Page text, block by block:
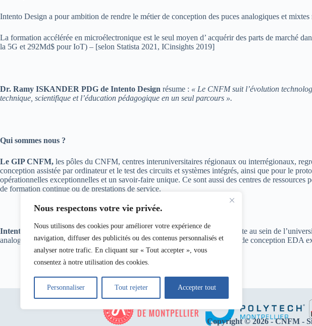
Nous respectons votre vie privée.
Nous utilisons des cookies pour améliorer votre expérience de
navigation, diffuser des publicités ou des contenus personnalisés et
analyser notre trafic. En cliquant sur « Tout accepter », vous
consentez à notre utilisation des cookies.
Personnaliser Tout rejeter Accepter tout
Intento Design a pour ambition de rendre le métier de conception des puces analogiques et
La formation accélérée en microélectronique est le seul moyen d’ acquérir des parts de marché
la 5G et 292Md$ pour IoT) – [selon Statista 2021, ICinsights 2019]
Dr. Ramy ISKANDER PDG de Intento Design résume : « Le CNFM suit l’évolution
technique, scientifique et l’éducation pédagogique en un seul parcours ».
Qui sommes nous ?
Le GIP CNFM, les pôles du CNFM, centres interuniversitaires régionaux ou interrégionaux,
conception assistée par ordinateur et le test des circuits et systèmes intégrés, ainsi que pour le
opérationnelles exceptionnelles et un savoir-faire unique. Ce sont aussi des centres de
de formation continue ou de prestations de service.
Intento Design , une startup française, issue de +30 ans de recherche conduite au sein de
analogiques et mixtes. Les logiciels INTENTO viennent compléter les flots de conception EDA
Copyright © 2026 -CNFM-